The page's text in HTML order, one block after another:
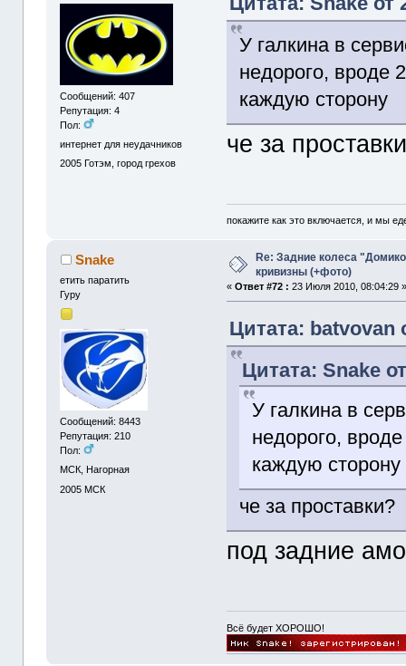
Сообщений: 407
Репутация: 4
Пол:
интернет для неудачников
2005 Готэм, город грехов
У галкина в
недорого, вроде
каждую сторону
че за
покажите как это включается, и мы
Snake
етить паратить
Гуру
Сообщений: 8443
Репутация: 210
Пол:
МСК, Нагорная
2005 МСК
Re: Задние колеса
кривизны (+фото)
«Ответ #72 : 23 Июля 2010, 08:04:29
Цитата: batvovan
Цитата: Snake
У галкина в
недорого,
каждую сторону
че за проставки?
под задние
Всё будет ХОРОШО!